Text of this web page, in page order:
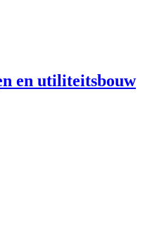
en utiliteitsbouw